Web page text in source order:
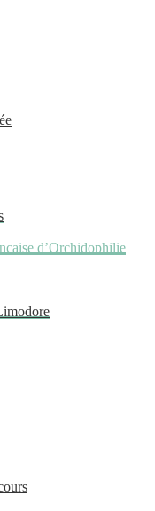
d’Orchidophilie